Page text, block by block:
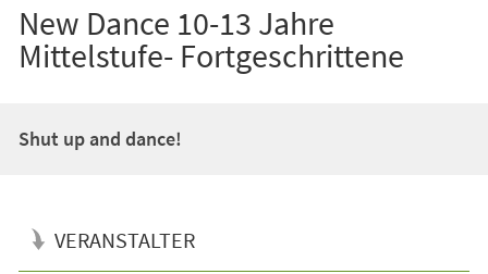
New Dance 10-13 Jahre
Mittelstufe- Fortgeschrittene
Shut up and dance!
VERANSTALTER